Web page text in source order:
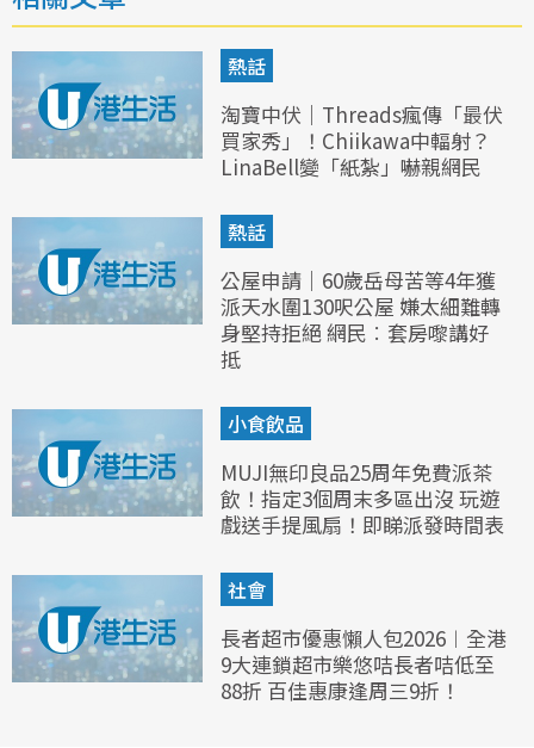
熱話
淘寶中伏｜Threads瘋傳「最伏
買家秀」！Chiikawa中輻射？
LinaBell變「紙紮」嚇親網民
熱話
公屋申請｜60歲岳母苦等4年獲
派天水圍130呎公屋 嫌太細難轉
身堅持拒絕 網民︰套房嚟講好
抵
小食飲品
MUJI無印良品25周年免費派茶
飲！指定3個周末多區出沒 玩遊
戲送手提風扇！即睇派發時間表
社會
長者超市優惠懶人包2026︱全港
9大連鎖超市樂悠咭長者咭低至
88折 百佳惠康逢周三9折！